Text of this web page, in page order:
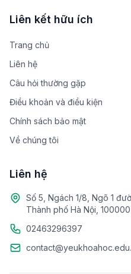
Liên kết hữu ích
Trang chủ
Liên hệ
Câu hỏi thường gặp
Điều khoản và điều kiện
Chính sách bảo mật
Về chúng tôi
Liên hệ
Số 5, Ngách 1/8, Ngõ 1
Thành phố Hà Nội, 100000
02463296397